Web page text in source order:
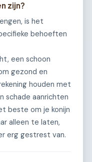
zijn?
is het
behoeften
een schoon
gezond en
houden met
schade aanrichten
beste om je konijn
alleen te laten,
erg gestrest van.